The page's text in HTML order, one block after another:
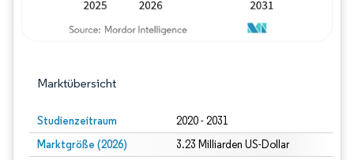
Marktübersicht
Studienzeitraum 2020 - 2031
Marktgröße (2026) 3.23 Milliarden US-Dollar